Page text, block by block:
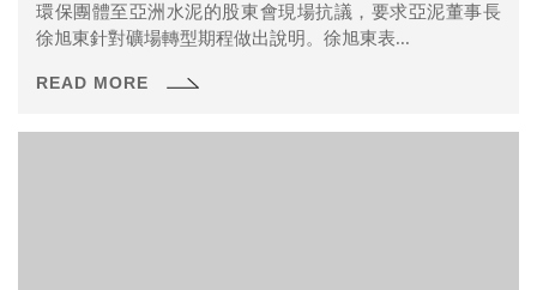
環保團體至亞洲水泥的股東會現場抗議，要求亞泥董事長
徐旭東針對礦場轉型期程做出說明。徐旭東表...
READ MORE